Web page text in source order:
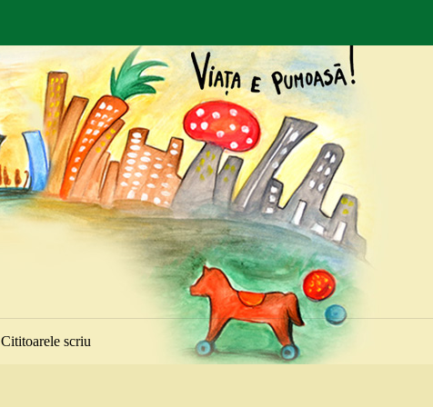
Cititoarele scriu